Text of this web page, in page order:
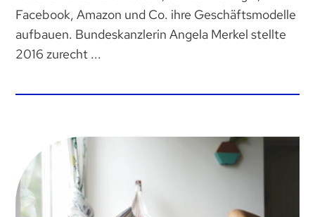
Facebook, Amazon und Co. ihre Geschäftsmodelle
aufbauen. Bundeskanzlerin Angela Merkel stellte
2016 zurecht ...